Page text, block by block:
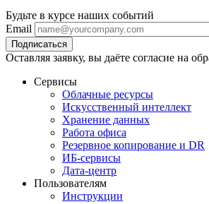
Будьте в курсе наших событий
Email
Оставляя заявку, вы даёте согласие на
Сервисы
Облачные ресурсы
Искусственный интеллект
Хранение данных
Работа офиса
Резервное копирование и DR
ИБ-сервисы
Дата-центр
Пользователям
Инструкции